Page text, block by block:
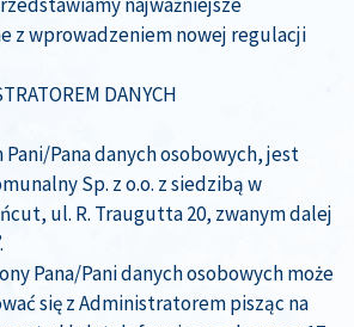
z wprowadzeniem nowej regulacji
DANYCH
Pana danych osobowych, jest
Sp. z o.o. z siedzibą w
ul. R. Traugutta 20, zwanym dalej
Pana/Pani danych osobowych może
się z Administratorem pisząc na